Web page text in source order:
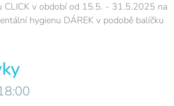
CLICK v období od 15.5. - 31.5.2025 na
hygienu DÁREK v podobě balíčku